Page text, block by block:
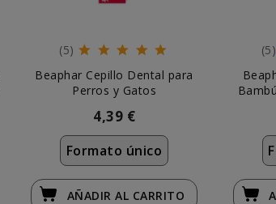
(5)
Beaphar Cepillo Dental para
Perros y Gatos
4,39 €
Formato único
AÑADIR AL CARRITO
(5)